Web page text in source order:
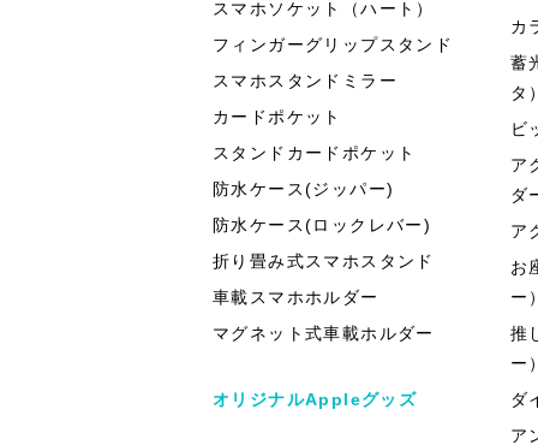
スマホソケット（ハート）
フィンガーグリップスタンド
スマホスタンドミラー
カードポケット
スタンドカードポケット
防水ケース(ジッパー)
防水ケース(ロックレバー)
折り畳み式スマホスタンド
車載スマホホルダー
マグネット式車載ホルダー
オリジナルAppleグッズ
カ
蓄
タ
ビ
ア
ダ
ア
お
ー
推
ー
ダ
ア